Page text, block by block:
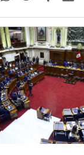
Fotográfico